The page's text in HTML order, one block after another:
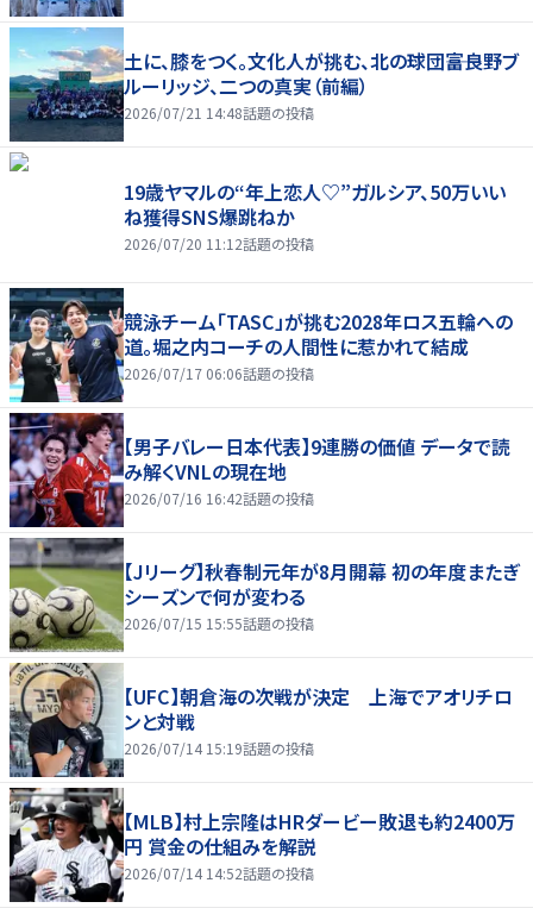
土に、膝をつく。文化人が挑む、北の球団――富良野ブ
ルーリッジ、二つの真実（前編）
2026/07/21 14:48話題の投稿
19歳ヤマルの“年上恋人♡”ガルシア、50万いい
ね獲得SNS爆跳ねか
2026/07/20 11:12話題の投稿
競泳チーム「TASC」が挑む2028年ロス五輪への
道。堀之内コーチの人間性に惹かれて結成
2026/07/17 06:06話題の投稿
【男子バレー日本代表】9連勝の価値 データで読
み解くVNLの現在地
2026/07/16 16:42話題の投稿
【Jリーグ】秋春制元年が8月開幕 初の年度またぎ
シーズンで何が変わる
2026/07/15 15:55話題の投稿
【UFC】朝倉海の次戦が決定 上海でアオリチロ
ンと対戦
2026/07/14 15:19話題の投稿
【MLB】村上宗隆はHRダービー敗退も約2400万
円 賞金の仕組みを解説
2026/07/14 14:52話題の投稿